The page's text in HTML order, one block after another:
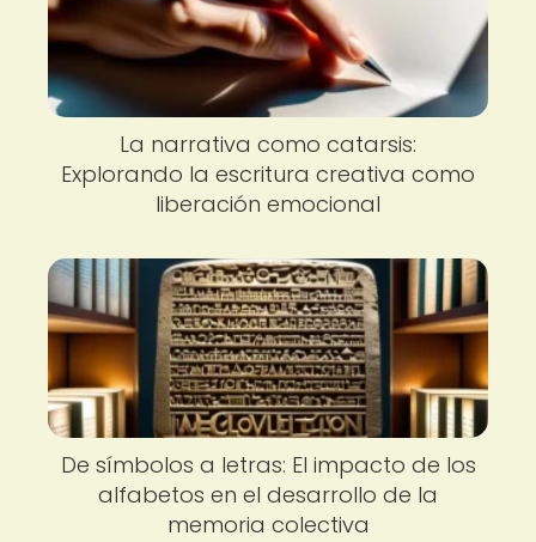
La narrativa como catarsis:
Explorando la escritura creativa como
liberación emocional
De símbolos a letras: El impacto de los
alfabetos en el desarrollo de la
memoria colectiva